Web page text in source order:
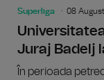
Superliga 08
Juraj Badelj
În perioada